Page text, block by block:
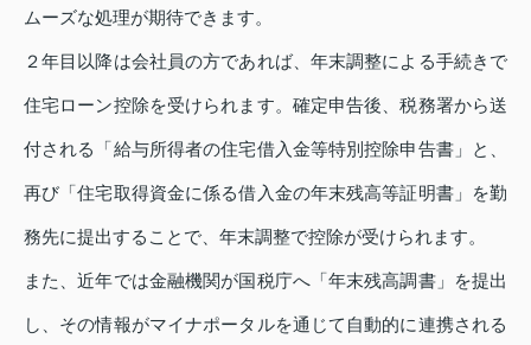
ムーズな処理が期待できます。
２年目以降は会社員の方であれば、年末調整による手続きで
住宅ローン控除を受けられます。確定申告後、税務署から送
付される「給与所得者の住宅借入金等特別控除申告書」と、
再び「住宅取得資金に係る借入金の年末残高等証明書」を勤
務先に提出することで、年末調整で控除が受けられます。
また、近年では金融機関が国税庁へ「年末残高調書」を提出
し、その情報がマイナポータルを通じて自動的に連携される